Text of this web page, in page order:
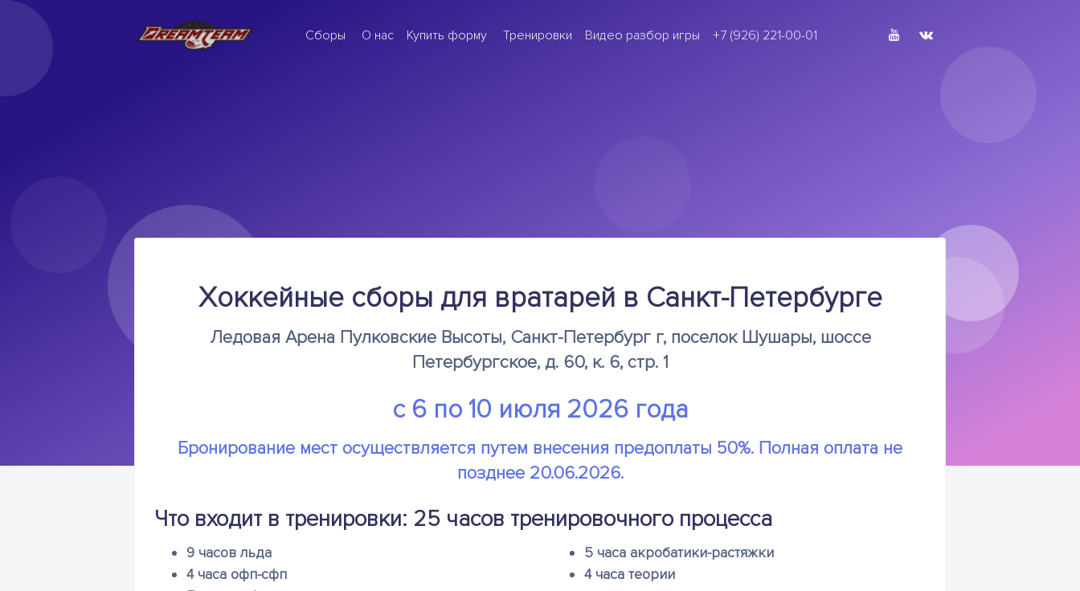
Сборы О нас Купить форму(current)
Тренировки Видео разбор игры(current)
+7 (926) 221-00-01(current)
Хоккейные сборы для вратарей в Санкт-Петербурге
Ледовая Арена Пулковские Высоты, Санкт-Петербург г, поселок Шушары, шоссе
Петербургское, д. 60, к. 6, стр. 1
с 6 по 10 июля 2026 года
Бронирование мест осуществляется путем внесения предоплаты 50%. Полная оплата не
позднее 20.06.2026.
Что входит в тренировки: 25 часов тренировочного процесса
9 часов льда
4 часа офп-сфп
5 часа акробатики-растяжки
4 часа теории